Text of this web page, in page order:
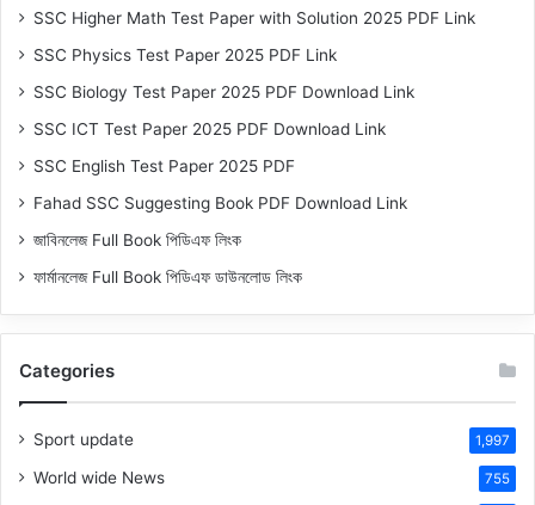
SSC Higher Math Test Paper with Solution 2025 PDF Link
SSC Physics Test Paper 2025 PDF Link
SSC Biology Test Paper 2025 PDF Download Link
SSC ICT Test Paper 2025 PDF Download Link
SSC English Test Paper 2025 PDF
Fahad SSC Suggesting Book PDF Download Link
জাবিনলেজ Full Book পিডিএফ লিংক
ফার্মানলেজ Full Book পিডিএফ ডাউনলোড লিংক
Categories
Sport update 1,997
World wide News 755